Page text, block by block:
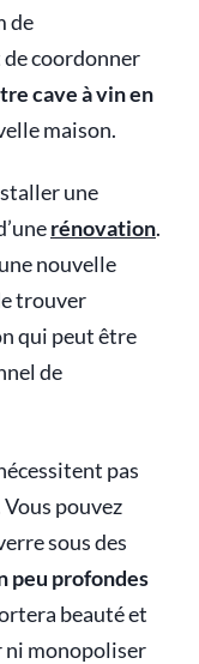
de
de coordonner
cave à vin en
maison.
une
rénovation.
nouvelle
trouver
qui peut être
de
pas
Vous pouvez
sous des
peu profondes
beauté et
ni monopoliser